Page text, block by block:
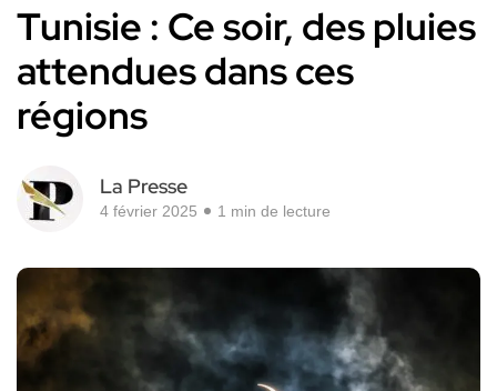
Tunisie : Ce soir, des pluies
attendues dans ces
régions
La Presse
4 février 2025 1 min de lecture